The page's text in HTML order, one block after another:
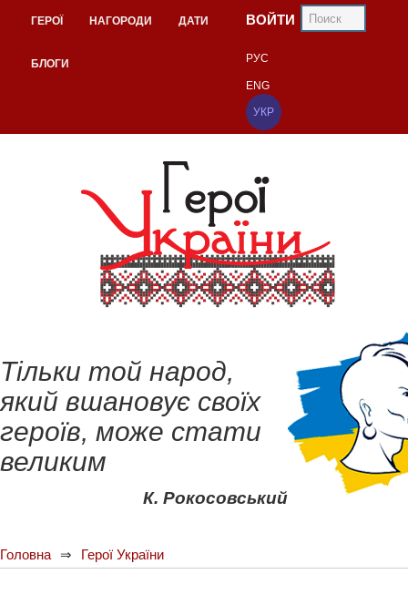
ГЕРОЇ НАГОРОДИ ДАТИ
БЛОГИ
ВОЙТИ
РУС
ENG
УКР
Тільки той народ,
який вшановує своїх
героїв, може стати
великим
К. Рокосовський
Головна Герої України